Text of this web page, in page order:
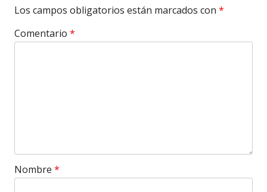
Los campos obligatorios están marcados con *
Comentario *
Nombre *